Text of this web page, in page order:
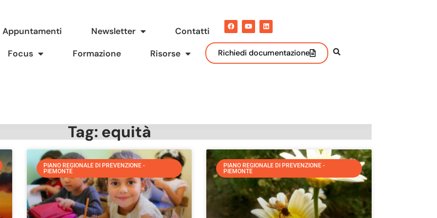
Appuntamenti Newsletter Contatti
Focus Formazione Risorse Richiedi documentazione
Tag: equità
PIANO REGIONALE DI PREVENZIONE -
PIEMONTE
PIANO REGIONALE DI PREVENZIONE -
PIEMONTE